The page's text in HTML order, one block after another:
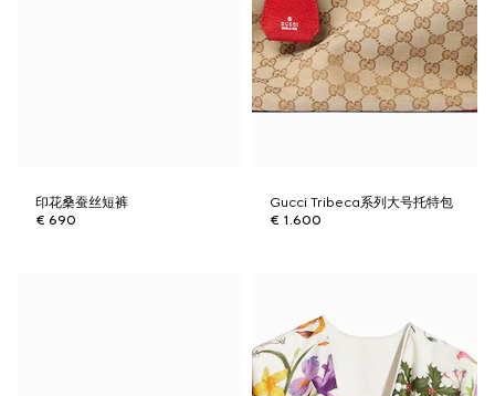
印花桑蚕丝短裤
€ 690
Gucci Tribeca系列大号托特包
€ 1.600